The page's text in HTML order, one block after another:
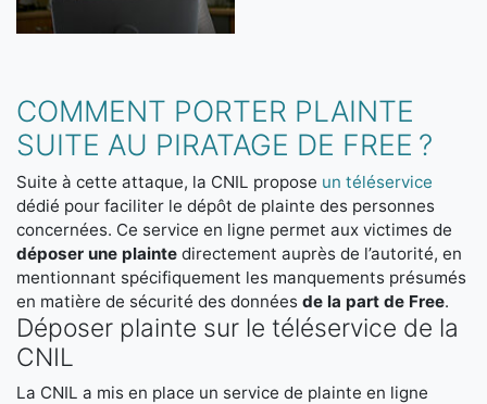
COMMENT PORTER PLAINTE
SUITE AU PIRATAGE DE FREE ?
Suite à cette attaque, la CNIL propose un téléservice
dédié pour faciliter le dépôt de plainte des personnes
concernées. Ce service en ligne permet aux victimes de
déposer une plainte directement auprès de l’autorité, en
mentionnant spécifiquement les manquements présumés
en matière de sécurité des données de la part de Free.
Déposer plainte sur le téléservice de la
CNIL
La CNIL a mis en place un service de plainte en ligne